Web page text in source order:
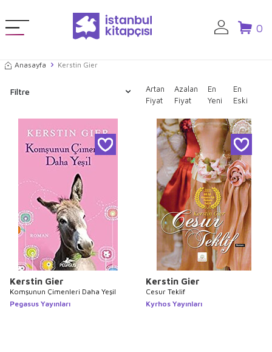
0
Anasayfa Kerstin Gier
Filtre
Artan
Fiyat
Azalan
Fiyat
En
Yeni
En
Eski
Kerstin Gier
Komşunun Çimenleri Daha Yeşil
Pegasus Yayınları
Kerstin Gier
Cesur Teklif
Kyrhos Yayınları